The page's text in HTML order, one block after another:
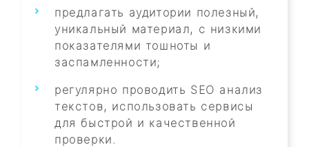
предлагать аудитории полезный,
уникальный материал, с низкими
показателями тошноты и
заспамленности;
регулярно проводить SEO анализ
текстов, использовать сервисы
для быстрой и качественной
проверки.